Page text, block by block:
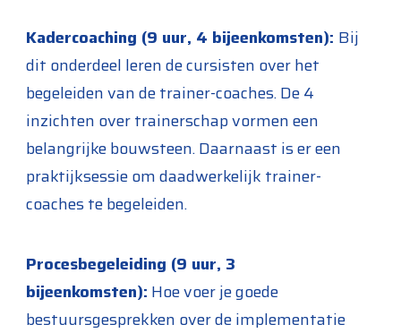
Kadercoaching (9 uur, 4 bijeenkomsten): Bij
dit onderdeel leren de cursisten over het
begeleiden van de trainer-coaches. De 4
inzichten over trainerschap vormen een
belangrijke bouwsteen. Daarnaast is er een
praktijksessie om daadwerkelijk trainer-
coaches te begeleiden.
Procesbegeleiding (9 uur, 3
bijeenkomsten): Hoe voer je goede
bestuursgesprekken over de implementatie